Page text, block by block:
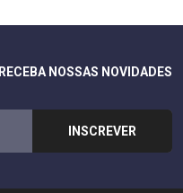
RECEBA NOSSAS NOVIDADES